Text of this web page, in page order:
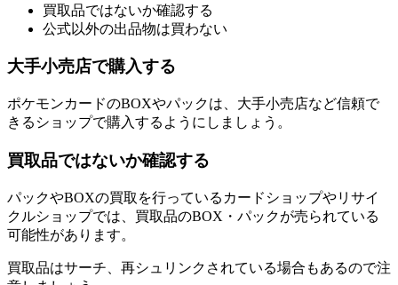
買取品ではないか確認する
公式以外の出品物は買わない
大手小売店で購入する
ポケモンカードのBOXやパックは、大手小売店など信頼で
きるショップで購入するようにしましょう。
買取品ではないか確認する
パックやBOXの買取を行っているカードショップやリサイ
クルショップでは、買取品のBOX・パックが売られている
可能性があります。
買取品はサーチ、再シュリンクされている場合もあるので注